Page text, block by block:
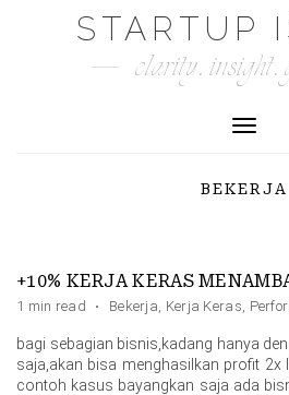
STARTUP
clarity. insight.
BEKERJA
+10% KERJA KERAS
1 min read · Bekerja, Kerja Keras,
bagi sebagian bisnis,kadang hanya
saja,akan bisa menghasilkan profit 2x
contoh kasus bayangkan saja ada